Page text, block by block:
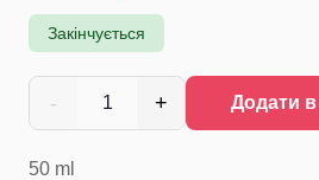
Закінчується
- 1 + Додати
50 ml